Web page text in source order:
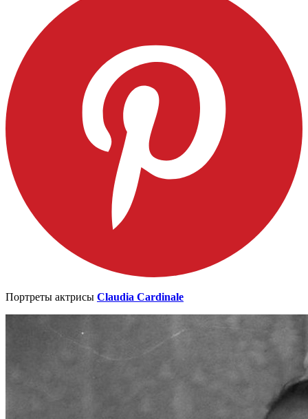
Портреты актрисы Claudia Cardinale